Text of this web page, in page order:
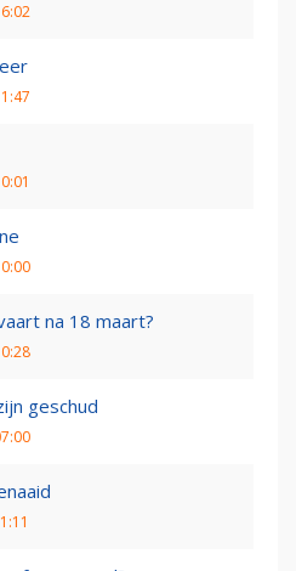
na 18 maart?
geschud